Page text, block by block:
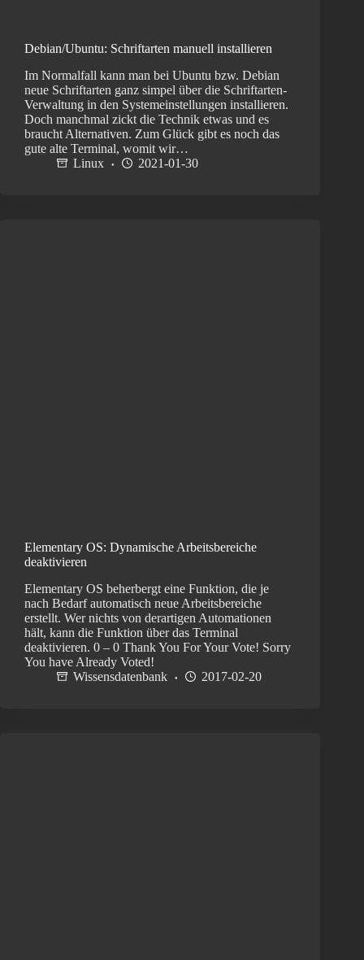
Debian/Ubuntu: Schriftarten manuell installieren
Im Normalfall kann man bei Ubuntu bzw. Debian
neue Schriftarten ganz simpel über die Schriftarten-
Verwaltung in den Systemeinstellungen installieren.
Doch manchmal zickt die Technik etwas und es
braucht Alternativen. Zum Glück gibt es noch das
gute alte Terminal, womit wir…
Linux
2021-01-30
Elementary OS: Dynamische Arbeitsbereiche
deaktivieren
Elementary OS beherbergt eine Funktion, die je
nach Bedarf automatisch neue Arbeitsbereiche
erstellt. Wer nichts von derartigen Automationen
hält, kann die Funktion über das Terminal
deaktivieren. 0 – 0 Thank You For Your Vote! Sorry
You have Already Voted!
Wissensdatenbank
2017-02-20